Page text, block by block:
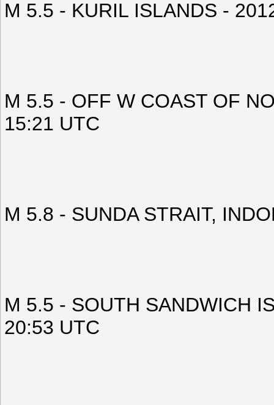
M 5.5 - KURIL ISLANDS -
M 5.5 - OFF W COAST OF
15:21 UTC
M 5.8 - SUNDA STRAIT,
M 5.5 - SOUTH SANDWICH
20:53 UTC